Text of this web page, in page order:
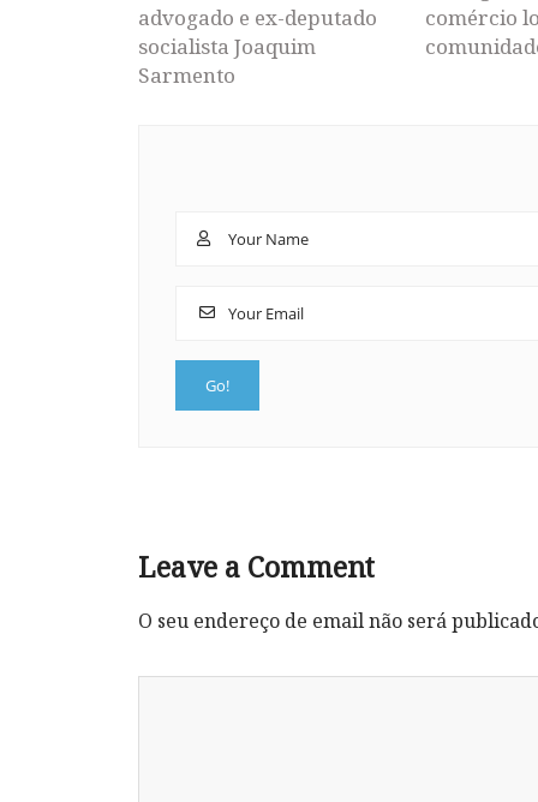
advogado e ex-deputado
socialista Joaquim
Sarmento
comércio
Leave a Comment
O seu endereço de email não será